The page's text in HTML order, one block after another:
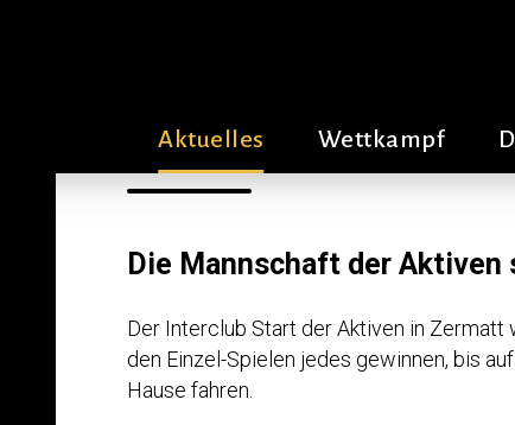
Aktuelles Wettkampf
Interclub
Die Mannschaft der
Der Interclub Start der Aktiven in
den Einzel-Spielen jedes gewinnen, bis
Hause fahren.